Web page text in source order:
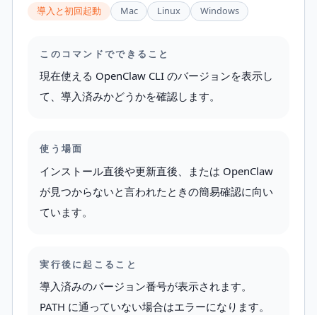
導入と初回起動 Mac Linux Windows
このコマンドでできること
現在使える OpenClaw CLI のバージョンを表示し
て、導入済みかどうかを確認します。
使う場面
インストール直後や更新直後、または OpenClaw
が見つからないと言われたときの簡易確認に向い
ています。
実行後に起こること
導入済みのバージョン番号が表示されます。
PATH に通っていない場合はエラーになります。